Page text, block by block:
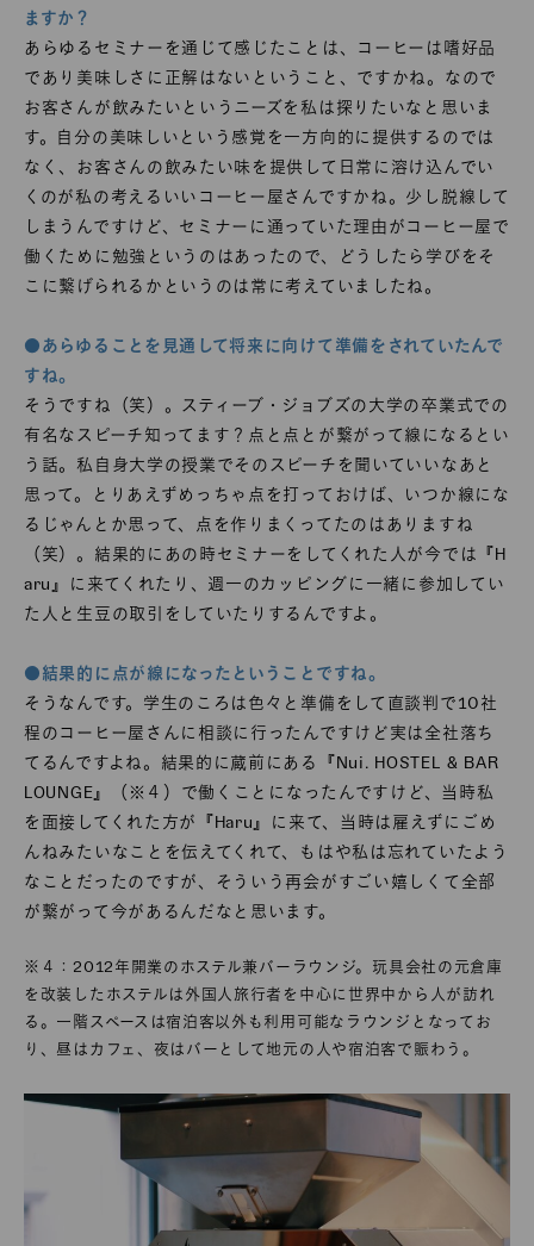
ますか？
あらゆるセミナーを通じて感じたことは、コーヒーは嗜好品
であり美味しさに正解はないということ、ですかね。なので
お客さんが飲みたいというニーズを私は探りたいなと思いま
す。自分の美味しいという感覚を一方向的に提供するのでは
なく、お客さんの飲みたい味を提供して日常に溶け込んでい
くのが私の考えるいいコーヒー屋さんですかね。少し脱線して
しまうんですけど、セミナーに通っていた理由がコーヒー屋で
働くために勉強というのはあったので、どうしたら学びをそ
こに繋げられるかというのは常に考えていましたね。
●あらゆることを見通して将来に向けて準備をされていたんで
すね。
そうですね（笑）。スティーブ・ジョブズの大学の卒業式での
有名なスピーチ知ってます？点と点とが繋がって線になるとい
う話。私自身大学の授業でそのスピーチを聞いていいなあと
思って。とりあえずめっちゃ点を打っておけば、いつか線にな
るじゃんとか思って、点を作りまくってたのはありますね
（笑）。結果的にあの時セミナーをしてくれた人が今では『H
aru』に来てくれたり、週一のカッピングに一緒に参加してい
た人と生豆の取引をしていたりするんですよ。
●結果的に点が線になったということですね。
そうなんです。学生のころは色々と準備をして直談判で10社
程のコーヒー屋さんに相談に行ったんですけど実は全社落ち
てるんですよね。結果的に蔵前にある『Nui. HOSTEL & BAR
LOUNGE』（※４）で働くことになったんですけど、当時私
を面接してくれた方が『Haru』に来て、当時は雇えずにごめ
んねみたいなことを伝えてくれて、もはや私は忘れていたよう
なことだったのですが、そういう再会がすごい嬉しくて全部
が繋がって今があるんだなと思います。
※４：2012年開業のホステル兼バーラウンジ。玩具会社の元倉庫
を改装したホステルは外国人旅行者を中心に世界中から人が訪れ
る。一階スペースは宿泊客以外も利用可能なラウンジとなってお
り、昼はカフェ、夜はバーとして地元の人や宿泊客で賑わう。